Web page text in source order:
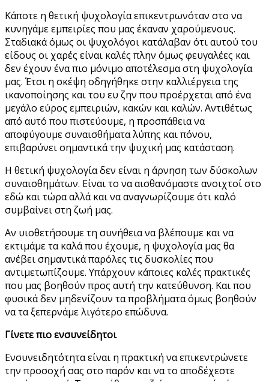
Κάποτε η θετική ψυχολογία επικεντρωνόταν στο να
κυνηγάμε εμπειρίες που μας έκαναν χαρούμενους.
Σταδιακά όμως οι ψυχολόγοι κατάλαβαν ότι αυτού του
είδους οι χαρές είναι καλές πλην όμως φευγαλέες και
δεν έχουν ένα πιο μόνιμο αποτέλεσμα στη ψυχολογία
μας. Έτσι η σκέψη οδηγήθηκε στην καλλιέργεια της
ικανοποίησης και του ευ ζην που προέρχεται από ένα
μεγάλο εύρος εμπειριών, κακών και καλών. Αντιθέτως
από αυτό που πιστεύουμε, η προσπάθεια να
αποφύγουμε συναισθήματα λύπης και πόνου,
επιβαρύνει σημαντικά την ψυχική μας κατάσταση.
Η θετική ψυχολογία δεν είναι η άρνηση των δύσκολων
συναισθημάτων. Είναι το να αισθανόμαστε ανοιχτοί στο
εδώ και τώρα αλλά και να αναγνωρίζουμε ότι καλό
συμβαίνει στη ζωή μας.
Αν υιοθετήσουμε τη συνήθεια να βλέπουμε και να
εκτιμάμε τα καλά που έχουμε, η ψυχολογία μας θα
ανέβει σημαντικά παρόλες τις δυσκολίες που
αντιμετωπίζουμε. Υπάρχουν κάποιες καλές πρακτικές
που μας βοηθούν προς αυτή την κατεύθυνση. Και που
φυσικά δεν μηδενίζουν τα προβλήματα όμως βοηθούν
να τα ξεπερνάμε λιγότερο επώδυνα.
Γίνετε πιο ενσυνείδητοι
Ενσυνειδητότητα είναι η πρακτική να επικεντρώνετε
την προσοχή σας στο παρόν και να το αποδέχεστε